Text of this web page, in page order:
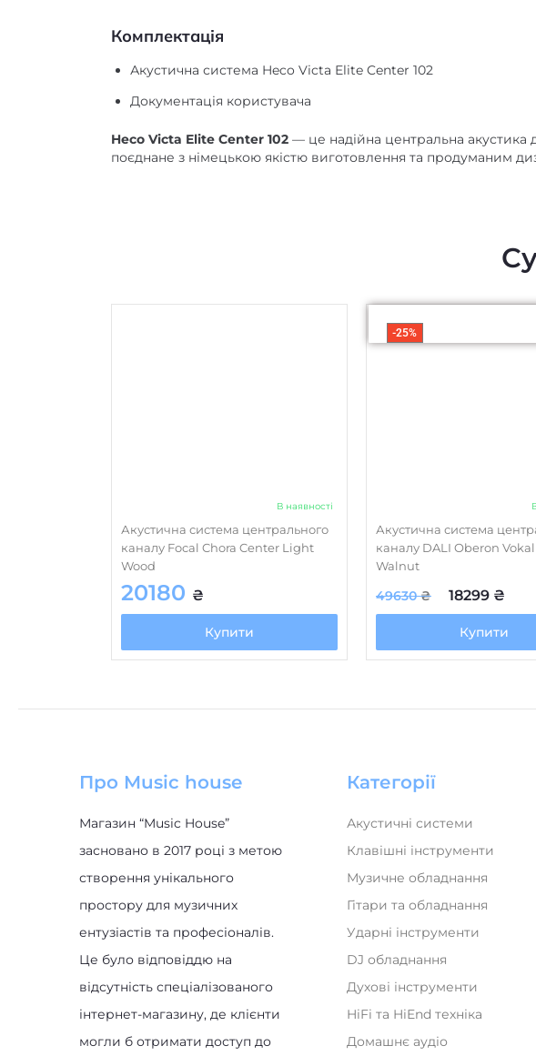
Комплектація
Акустична система Heco Victa Elite Center 102
Документація користувача
Heco Victa Elite Center 102 — це надійна центральна акустика
поєднане з німецькою якістю виготовлення та продуманим
В наявності
Акустична система центрального
каналу Focal Chora Center Light
Wood
20180 ₴
Купити
-25%
Акустична система
каналу DALI Oberon
Walnut
49630₴ 18299 ₴
Купити
Про Music house
Магазин “Music House”
засновано в 2017 році з метою
створення унікального
простору для музичних
ентузіастів та професіоналів.
Це було відповіддю на
відсутність спеціалізованого
інтернет-магазину, де клієнти
могли б отримати доступ до
Категорії
Акустичні системи
Клавішні інструменти
Музичне обладнання
Гітари та обладнання
Ударні інструменти
DJ обладнання
Духові інструменти
HiFi та HiEnd техніка
Домашнє аудіо